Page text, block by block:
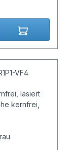
VF4
lasiert
kernfrei,